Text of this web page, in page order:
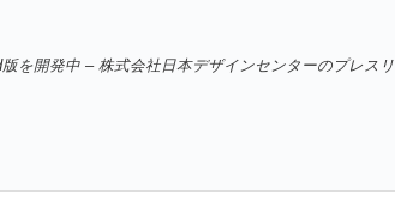
を開発中 – 株式会社日本デザインセンターのプレスリ